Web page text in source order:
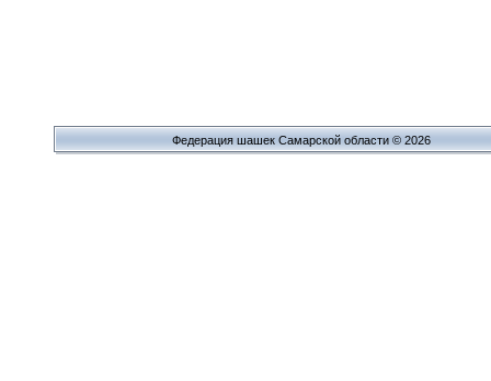
Федерация шашек Самарской области © 2026